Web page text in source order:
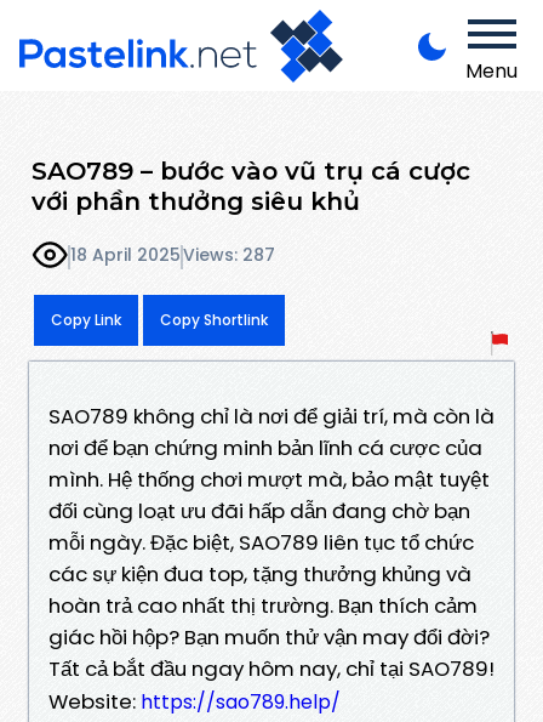
Menu
SAO789 – bước vào vũ trụ cá cược
với phần thưởng siêu khủ
18 April 2025Views: 287
Copy Link Copy Shortlink
SAO789 không chỉ là nơi để giải trí, mà còn là
nơi để bạn chứng minh bản lĩnh cá cược của
mình. Hệ thống chơi mượt mà, bảo mật tuyệt
đối cùng loạt ưu đãi hấp dẫn đang chờ bạn
mỗi ngày. Đặc biệt, SAO789 liên tục tổ chức
các sự kiện đua top, tặng thưởng khủng và
hoàn trả cao nhất thị trường. Bạn thích cảm
giác hồi hộp? Bạn muốn thử vận may đổi đời?
Tất cả bắt đầu ngay hôm nay, chỉ tại SAO789!
Website: https://sao789.help/